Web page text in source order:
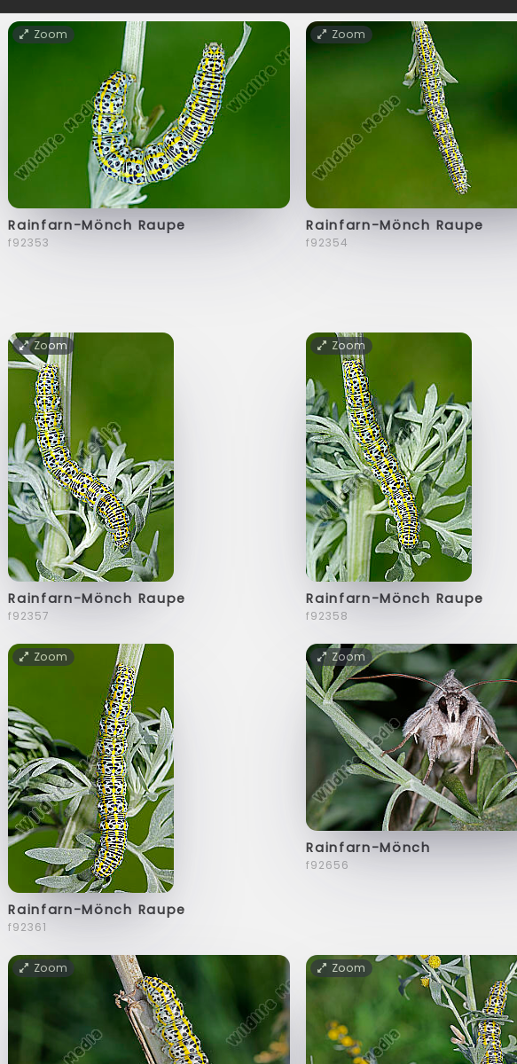
Zoom
Rainfarn-Mönch Raupe
f92353
Zoom
Rainfarn-Mönch Raupe
f92354
Zoom
Rainfarn-Mönch Raupe
f92357
Zoom
Rainfarn-Mönch Raupe
f92358
Zoom
Rainfarn-Mönch Raupe
f92361
Zoom
Rainfarn-Mönch
f92656
Zoom Zoom